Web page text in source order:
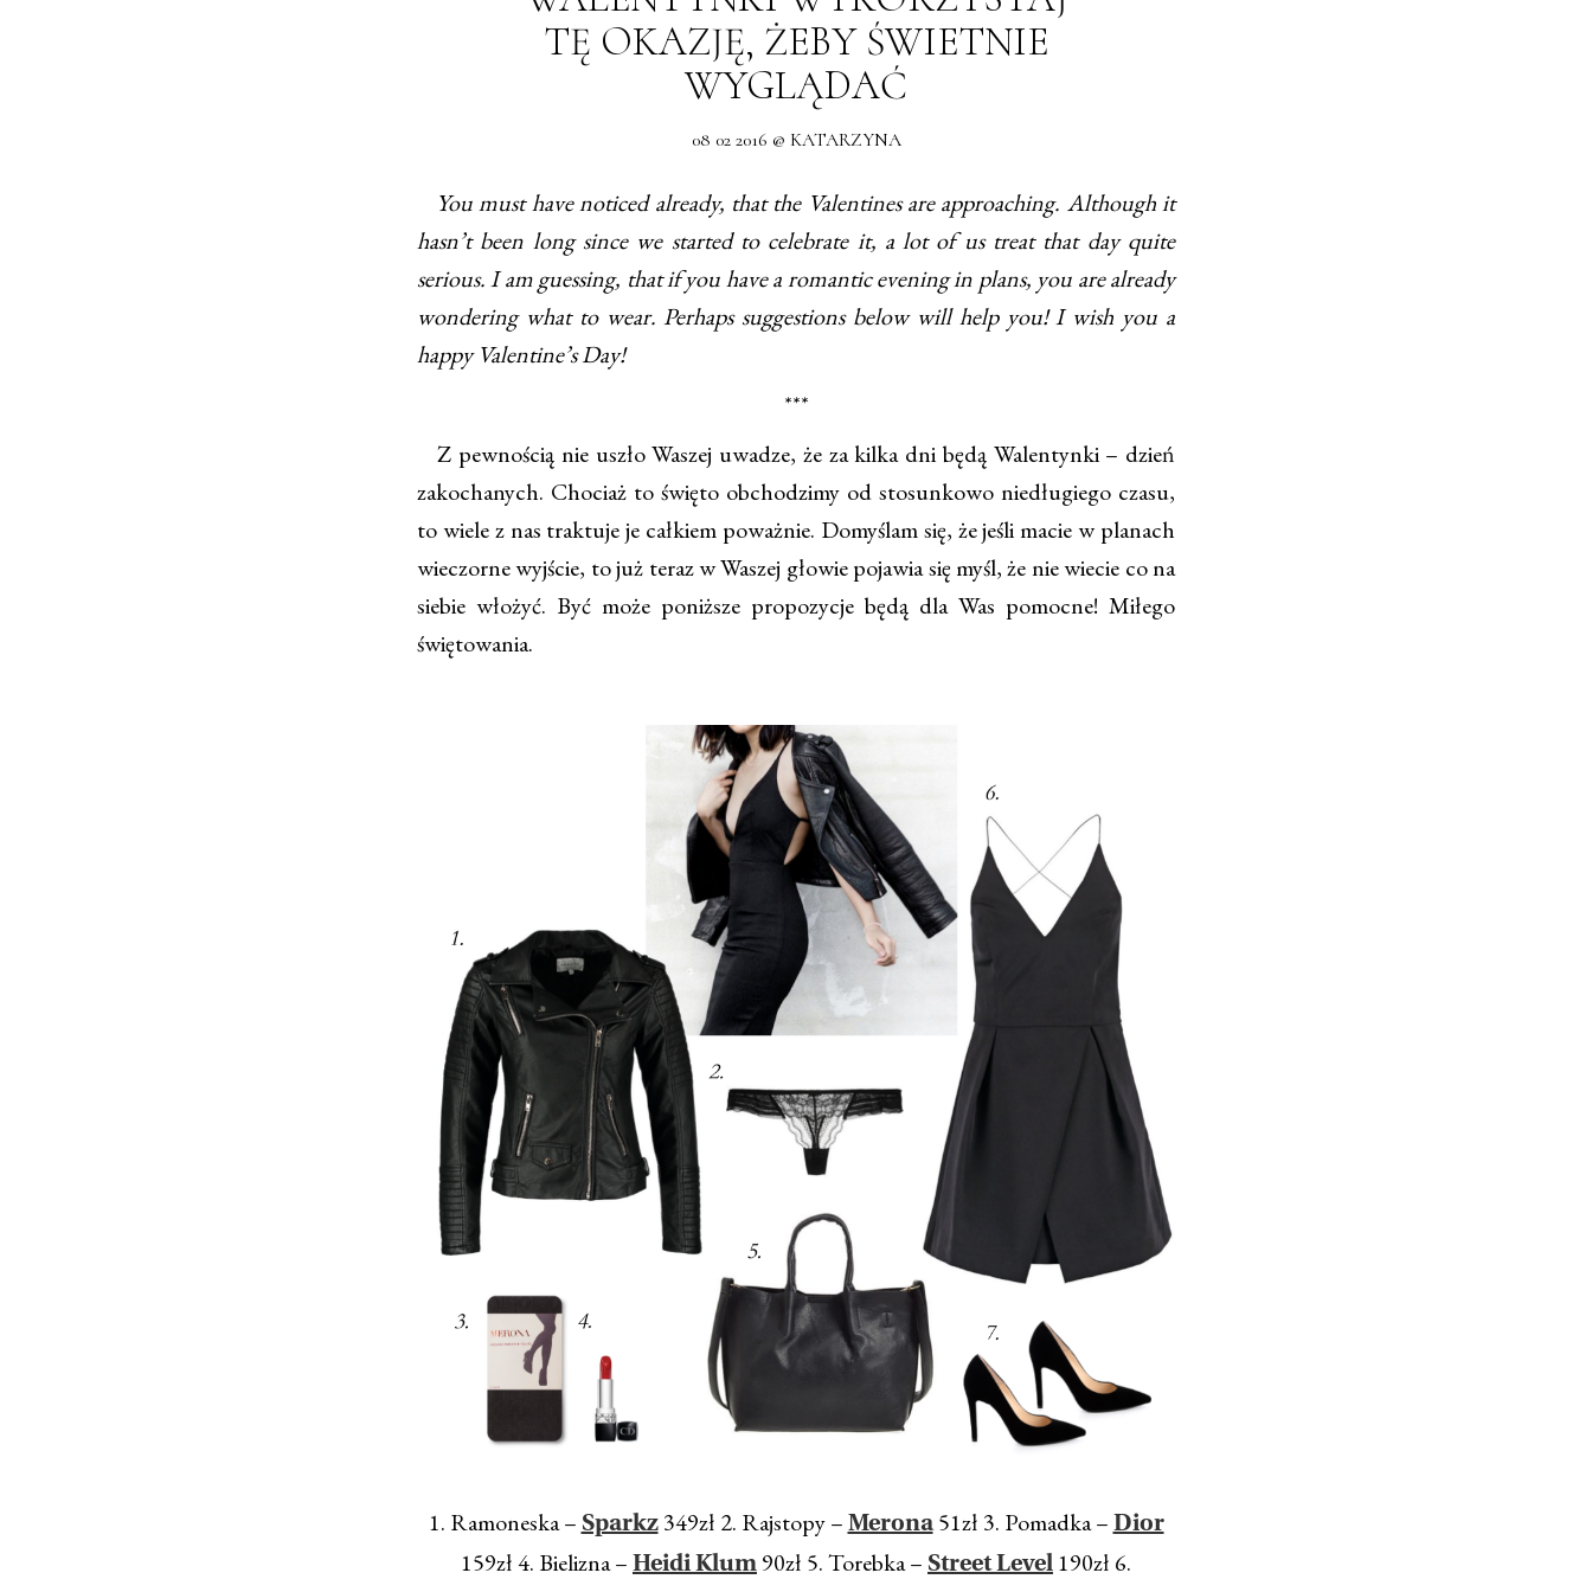
TĘ OKAZJĘ, ŻEBY ŚWIETNIE
WYGLĄDAĆ
08 02 2016 @ KATARZYNA
You must have noticed already, that the Valentines are approaching. Although it
hasn’t been long since we started to celebrate it, a lot of us treat that day quite
serious. I am guessing, that if you have a romantic evening in plans, you are already
wondering what to wear. Perhaps suggestions below will help you! I wish you a
happy Valentine’s Day!
***
Z pewnością nie uszło Waszej uwadze, że za kilka dni będą Walentynki – dzień
zakochanych. Chociaż to święto obchodzimy od stosunkowo niedługiego czasu,
to wiele z nas traktuje je całkiem poważnie. Domyślam się, że jeśli macie w planach
wieczorne wyjście, to już teraz w Waszej głowie pojawia się myśl, że nie wiecie co na
siebie włożyć. Być może poniższe propozycje będą dla Was pomocne! Miłego
świętowania.
1. Ramoneska – Sparkz349zł 2. Rajstopy – Merona51zł 3. Pomadka – Dior
159zł 4. Bielizna – Heidi Klum 90zł 5. Torebka – Street Level 190zł 6.